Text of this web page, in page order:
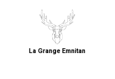
La Grange Emnitan